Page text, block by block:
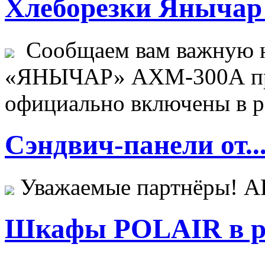
Хлеборезки Янычар
Сообщаем вам важную
«ЯНЫЧАР» АХМ-300А
официально включены в
Сэндвич-панели
Уважаемые
Шкафы POLAIR в